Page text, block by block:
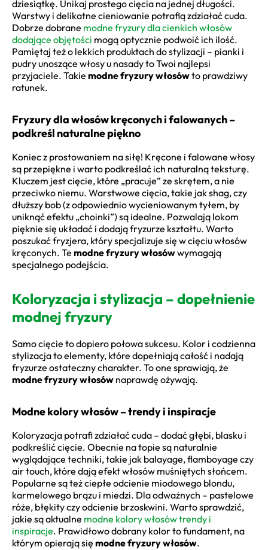
dziesiątkę. Unikaj prostego cięcia na jednej długości.
Warstwy i delikatne cieniowanie potrafią zdziałać cuda.
Dobrze dobrane modne fryzury dla cienkich włosów
dodające objętości mogą optycznie podwoić ich ilość.
Pamiętaj też o lekkich produktach do stylizacji – pianki i
pudry unoszące włosy u nasady to Twoi najlepsi
przyjaciele. Takie modne fryzury włosówto prawdziwy
ratunek.
Fryzury dla włosów kręconych i falowanych –
podkreśl naturalne piękno
Koniec z prostowaniem na siłę! Kręcone i falowane włosy
są przepiękne i warto podkreślać ich naturalną teksturę.
Kluczem jest cięcie, które „pracuje” ze skrętem, a nie
przeciwko niemu. Warstwowe cięcia, takie jak shag, czy
dłuższy bob (z odpowiednio wycieniowanym tyłem, by
uniknąć efektu „choinki”) są idealne. Pozwalają lokom
pięknie się układać i dodają fryzurze kształtu. Warto
poszukać fryzjera, który specjalizuje się w cięciu włosów
kręconych. Te modne fryzury włosówwymagają
specjalnego podejścia.
Koloryzacja i stylizacja – dopełnienie
modnej fryzury
Samo cięcie to dopiero połowa sukcesu. Kolor i codzienna
stylizacja to elementy, które dopełniają całość i nadają
fryzurze ostateczny charakter. To one sprawiają, że
modne fryzury włosów naprawdę ożywają.
Modne kolory włosów – trendy i inspiracje
Koloryzacja potrafi zdziałać cuda – dodać głębi, blasku i
podkreślić cięcie. Obecnie na topie są naturalnie
wyglądające techniki, takie jak balayage, flamboyage czy
air touch, które dają efekt włosów muśniętych słońcem.
Popularne są też ciepłe odcienie miodowego blondu,
karmelowego brązu i miedzi. Dla odważnych – pastelowe
róże, błękity czy odcienie brzoskwini. Warto sprawdzić,
jakie są aktualne modne kolory włosów trendy i
inspiracje. Prawidłowo dobrany kolor to fundament, na
którym opierają się modne fryzury włosów.